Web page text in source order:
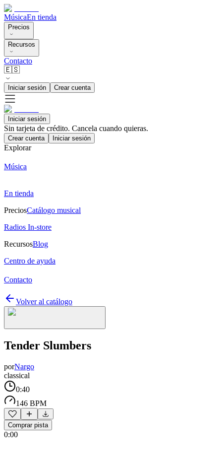
MúsicaEn tienda
Precios
Recursos
Contacto
🇪🇸
Iniciar sesión Crear cuenta
Iniciar sesión
Sin tarjeta de crédito. Cancela cuando quieras.
Crear cuenta Iniciar sesión
Explorar
Música
En tienda
PreciosCatálogo musical
Radios In-store
RecursosBlog
Centro de ayuda
Contacto
Volver al catálogo
Tender Slumbers
porNargo
classical
0:40
146 BPM
Comprar pista
0:00